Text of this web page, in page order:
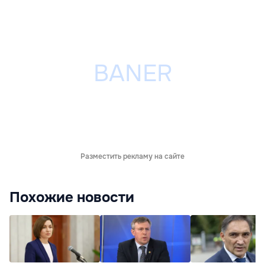
Разместить рекламу на сайте
Похожие новости